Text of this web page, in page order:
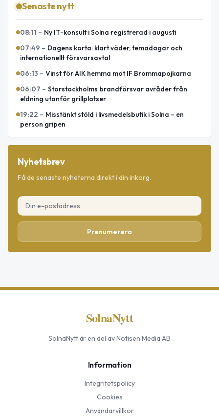
Senaste nytt
08:11 – Ny IT-konsult i Solna registrerad i augusti
07:49 – Dagens korta: klart väder, temadagar och
internationellt försvarsavtal
06:13 – Vinst för AIK hemma mot IF Brommapojkarna
06:07 – Storstockholms brandförsvar avråder från
eldning utanför grillplatser
19:22 – Misstänkt stöld i livsmedelsbutik i Solna – en
person gripen
Nyhetsbrev
Få de senaste nyheterna direkt i din inkorg.
Prenumerera
SolnaNytt
SolnaNyttär en del av Notisen Media AB
Information
Integritetspolicy
Cookies
Användarvillkor